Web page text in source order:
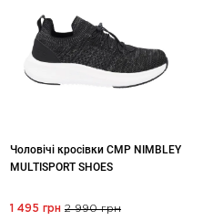
Чоловічі кросівки CMP NIMBLEY
MULTISPORT SHOES
1 495 грн 2 990 грн